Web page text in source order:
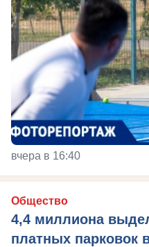
вчера в 16:40
Общество
4,4 миллиона
платных парковок